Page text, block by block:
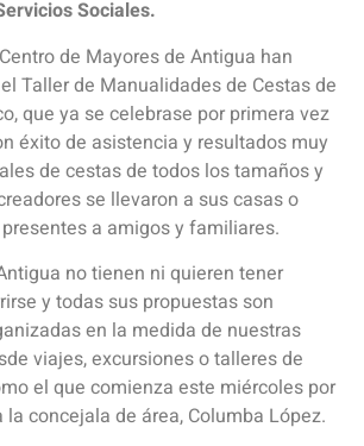
Sociales.
de Mayores de Antigua han
Taller de Manualidades de Cestas de
que ya se celebrase por primera vez
éxito de asistencia y resultados muy
de cestas de todos los tamaños y
se llevaron a sus casas o
a amigos y familiares.
no tienen ni quieren tener
y todas sus propuestas son
en la medida de nuestras
viajes, excursiones o talleres de
el que comienza este miércoles por
la concejala de área, Columba López.